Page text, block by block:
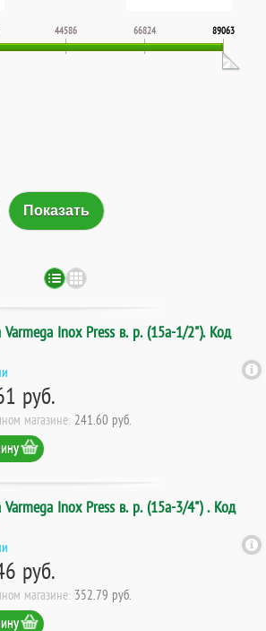
44586 66824 89063
Varmega Inox Press в. р. (15а-1/2"). Код
руб.
магазине: 241.60 руб.
Varmega Inox Press в. р. (15а-3/4") . Код
руб.
магазине: 352.79 руб.